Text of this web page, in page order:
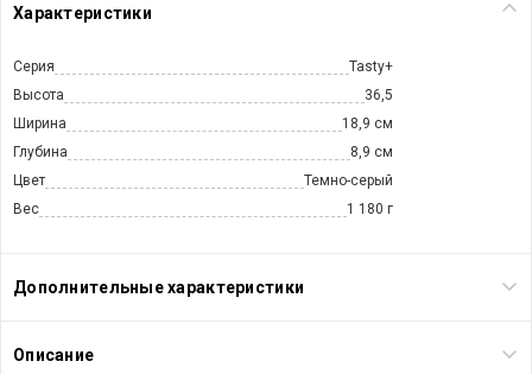
Характеристики
Серия
Tasty+
Высота
36,5
Ширина
18,9 см
Глубина
8,9 см
Цвет
Темно-серый
Вес
1 180 г
Дополнительные характеристики
Описание